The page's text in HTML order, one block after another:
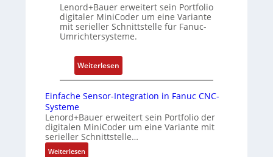
r
e
n
b
e
r
P
r
t
P
i
o
n
s
Lenord+Bauer erweitert sein Portfolio
digitaler MiniCoder um eine Variante
mit serieller Schnittstelle für Fanuc-
Umrichtersysteme.
Weiterlesen
D
h
g
e
Einfache Sensor-Integration in Fanuc CNC-
Systeme
Lenord+Bauer erweitert sein Portfolio der
digitalen MiniCoder um eine Variante mit
serieller Schnittstelle…
Weiterlesen: